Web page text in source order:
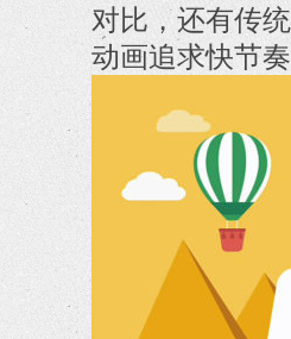
对比，还有传
动画追求快节